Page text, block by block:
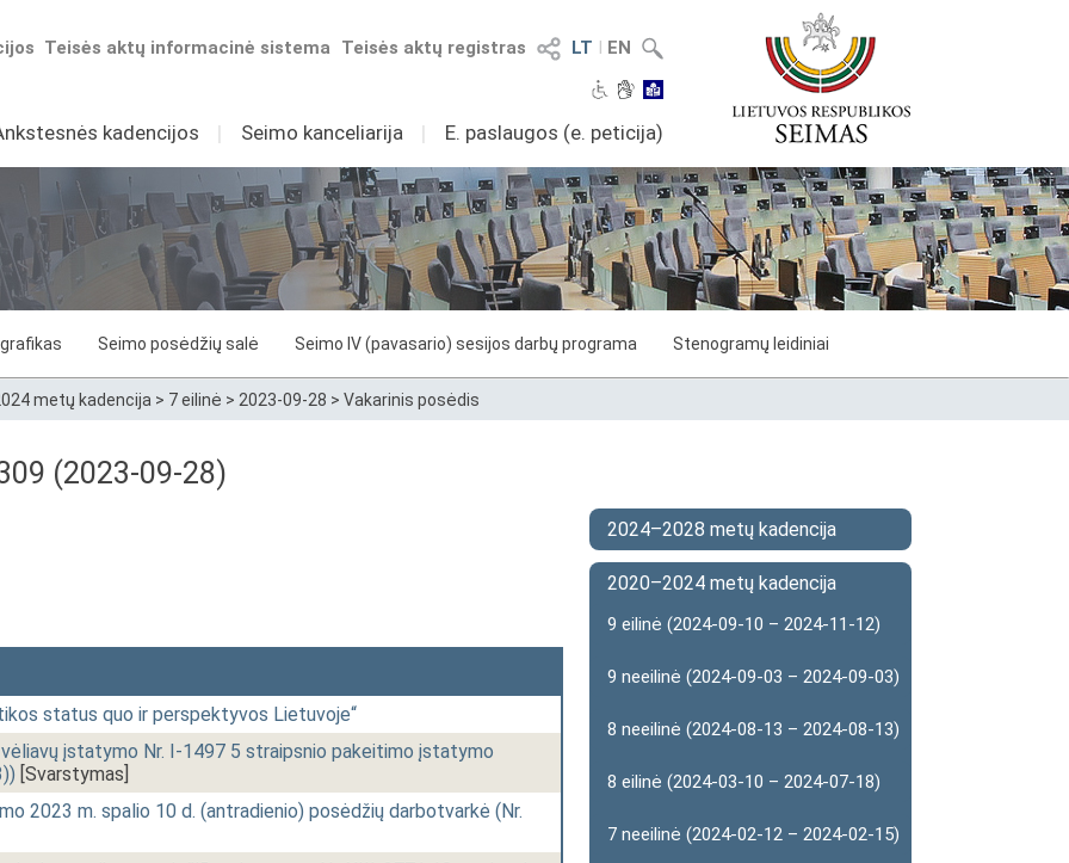
LT I EN
Teisės aktų registras
Teisės aktų informacinė sistema
kadencijos I Seimo kanceliarija I E. paslaugos (e. peticija)
grafikas Seimo posėdžių salė Seimo IV (pavasario) sesijos darbų programa Stenogramų leidiniai
metų kadencija > 7 eilinė > 2023-09-28 > Vakarinis posėdis
(2023-09-28)
status quo ir perspektyvos Lietuvoje“
vėliavų įstatymo Nr. I-1497 5 straipsnio pakeitimo įstatymo
[Svarstymas]
2023 m. spalio 10 d. (antradienio) posėdžių darbotvarkė (Nr.
2024–2028 metų kadencija
2020–2024 metų kadencija
9 eilinė (2024-09-10 – 2024-11-12)
9 neeilinė (2024-09-03 – 2024-09-03)
8 neeilinė (2024-08-13 – 2024-08-13)
8 eilinė (2024-03-10 – 2024-07-18)
7 neeilinė (2024-02-12 – 2024-02-15)